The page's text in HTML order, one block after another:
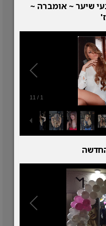
שיער ~ אומברה ~
1
/
11